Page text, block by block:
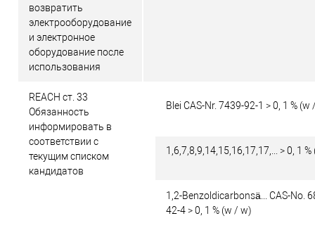
возвратить
электрооборудование
и электронное
оборудование после
использования
REACH ст. 33
Обязанность
информировать в
соответствии с
текущим списком
кандидатов
Blei CAS-Nr. 7439-92-1 > 0, 1 % (w
1,6,7,8,9,14,15,16,17,17,... > 0, 1
1,2-Benzoldicarbonsä... CAS-No.
42-4 > 0, 1 % (w / w)